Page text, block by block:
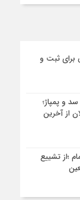
برای ثبت و
تا سد و پمپاژ؛
از آخرین
؛از تشییع